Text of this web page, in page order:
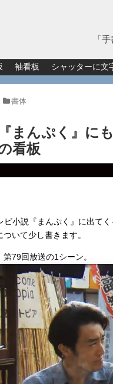
「
袖看板 シャッターに文
書体
まんぷく』に
看板
ビ小説『まんぷく』に出て
いて少し書きます。
第79回放送の1シーン。